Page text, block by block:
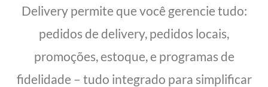
Delivery permite que você gerencie tudo:
pedidos de delivery, pedidos locais,
promoções, estoque, e programas de
fidelidade – tudo integrado para simplificar